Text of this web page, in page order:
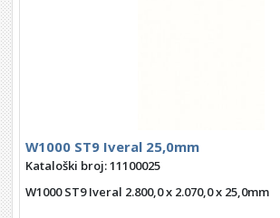
W1000 ST9 Iveral 25,0mm
Kataloški broj: 11100025
W1000 ST9 Iveral 2.800,0 x 2.070,0 x 25,0mm